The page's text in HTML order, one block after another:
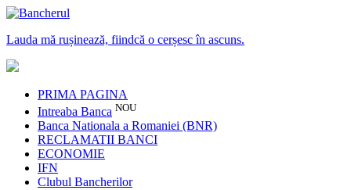
Lauda mă rușinează, fiindcă o cerșesc în ascuns.
PRIMA PAGINA
Intreaba Banca NOU
Banca Nationala a Romaniei (BNR)
RECLAMATII BANCI
ECONOMIE
IFN
Clubul Bancherilor